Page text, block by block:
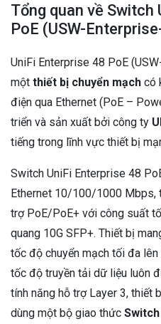
Tổng quan về Switch
PoE (USW-
UniFi Enterprise 48 PoE
một thiết bị chuyển mạch có
điện qua Ethernet (PoE –
triển và sản xuất bởi công ty
tiếng trong lĩnh vực thiết bị
Switch UniFi Enterprise 48
Ethernet 10/100/1000 Mbps,
trợ PoE/PoE+ với công suất
quang 10G SFP+. Thiết bị
tốc độ chuyển mạch tối đa
tốc độ truyền tải dữ liệu luôn
tính năng hỗ trợ Layer 3, thiết
dùng một bộ giao thức